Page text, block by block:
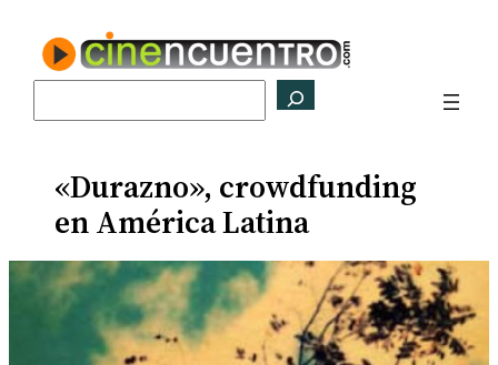
contenido
«Durazno», crowdfunding
en América Latina